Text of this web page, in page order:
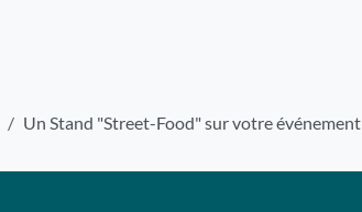
Un Stand "Street-Food" sur votre événement